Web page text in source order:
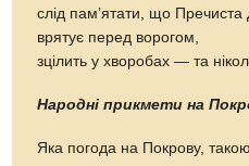
слід пам’ятати, що Пречиста
врятує перед ворогом,
зцілить у хворобах — та
Народні прикмети на
Яка погода на Покрову,